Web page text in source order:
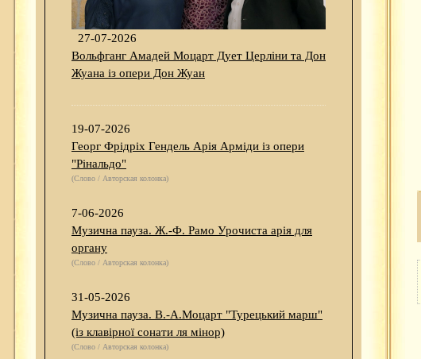
27-07-2026
Вольфганг Амадей Моцарт Дует Церліни та Дон
Жуана із опери Дон Жуан
19-07-2026
Георг Фрідріх Гендель Арія Арміди із опери
"Рінальдо"
(Слово / Авторская колонка)
7-06-2026
Музична пауза. Ж.-Ф. Рамо Урочиста арія для
органу
(Слово / Авторская колонка)
31-05-2026
Музична пауза. В.-А.Моцарт "Турецький марш"
(із клавірної сонати ля мінор)
(Слово / Авторская колонка)